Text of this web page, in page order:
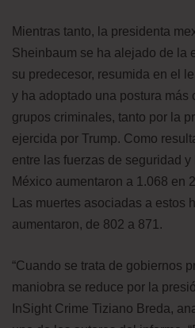
Mientras tanto, la presidenta
Sheinbaum se ha alejado de la
su predecesor, resumida en el
y ha adoptado una postura más
grupos criminales, tanto por la
ejercida por Trump. Como
entre las fuerzas de seguridad
México aumentaron a 1.068 en
Las muertes asociadas a estos
aumentaron, de 802 a 871.
“Cuando se trata de gobiernos
maniobra se reduce por la
InSight Crime Tiziano Breda,